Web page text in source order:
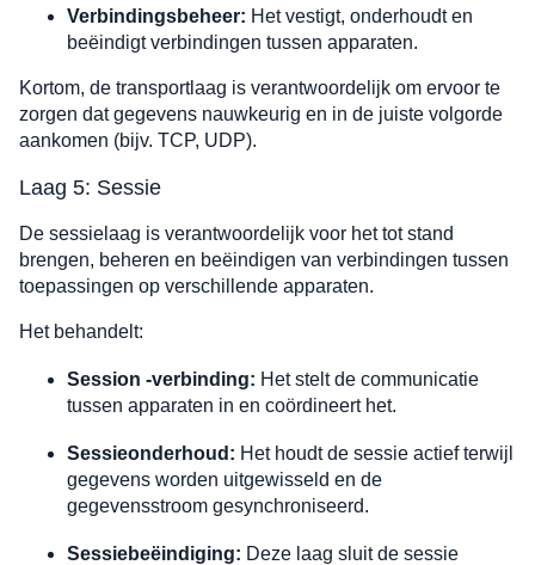
Verbindingsbeheer: Het vestigt, onderhoudt en
beëindigt verbindingen tussen apparaten.
Kortom, de transportlaag is verantwoordelijk om ervoor te
zorgen dat gegevens nauwkeurig en in de juiste volgorde
aankomen (bijv. TCP, UDP).
Laag 5: Sessie
De sessielaag is verantwoordelijk voor het tot stand
brengen, beheren en beëindigen van verbindingen tussen
toepassingen op verschillende apparaten.
Het behandelt:
Session -verbinding: Het stelt de communicatie
tussen apparaten in en coördineert het.
Sessieonderhoud: Het houdt de sessie actief terwijl
gegevens worden uitgewisseld en de
gegevensstroom gesynchroniseerd.
Sessiebeëindiging: Deze laag sluit de sessie